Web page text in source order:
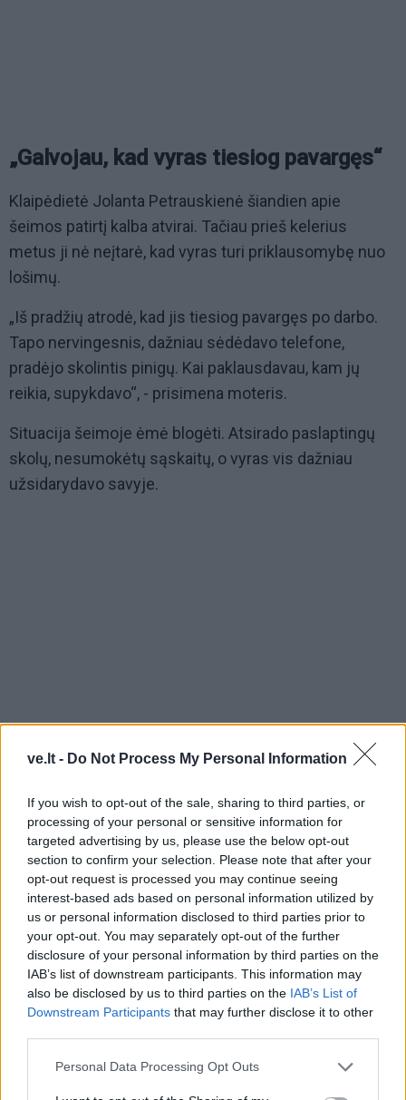
ve.lt - Do Not Process My Personal Information
If you wish to opt-out of the sale, sharing to third parties, or
processing of your personal or sensitive information for
targeted advertising by us, please use the below opt-out
section to confirm your selection. Please note that after your
opt-out request is processed you may continue seeing
interest-based ads based on personal information utilized by
us or personal information disclosed to third parties prior to
your opt-out. You may separately opt-out of the further
disclosure of your personal information by third parties on the
IAB’s list of downstream participants. This information may
also be disclosed by us to third parties on the IAB’s List of
Downstream Participants that may further disclose it to other
Personal Data Processing Opt Outs
„Galvojau, kad vyras tiesiog pavargęs“
Klaipėdietė Jolanta Petrauskienė šiandien apie
šeimos patirtį kalba atvirai. Tačiau prieš kelerius
metus ji nė neįtarė, kad vyras turi priklausomybę nuo
lošimų.
„Iš pradžių atrodė, kad jis tiesiog pavargęs po darbo.
Tapo nervingesnis, dažniau sėdėdavo telefone,
pradėjo skolintis pinigų. Kai paklausdavau, kam jų
reikia, supykdavo“, - prisimena moteris.
Situacija šeimoje ėmė blogėti. Atsirado paslaptingų
skolų, nesumokėtų sąskaitų, o vyras vis dažniau
užsidarydavo savyje.
nebekontroliuoja situacijos. Jis pats prisipažino, kad
lošia ir nebegali sustoti“, - pasakoja klaipėdietė.
Šeima nusprendė nedelsti, kreipėsi į specialistus,
vyras pradėjo lankyti terapiją, o artimieji įsitraukė į
pagalbos procesą.
„Buvo labai sunku. Reikėjo atkurti pasitikėjimą, išmokti
kalbėtis be kaltinimų. Tačiau šiandien gyvename visai
kitaip. Nebėra melo, skolų, nuolatinės baimės“, - sako